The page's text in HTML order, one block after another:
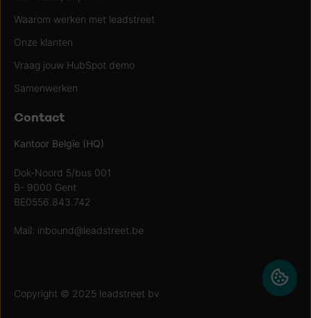
Waarom werken met leadstreet
Onze klanten
Vraag jouw HubSpot demo
Samenwerken
Contact
Kantoor Belgïe (HQ)
Dok-Noord 5/bus 001
B- 9000 Gent
BE0556.843.742
Mail: inbound@leadstreet.be
Copyright © 2025 leadstreet bv